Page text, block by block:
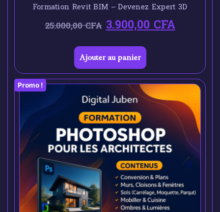
Formation Revit BIM – Devenez Expert 3D
25.000,00CFA 3.900,00CFA
Ajouter au panier
Promo !